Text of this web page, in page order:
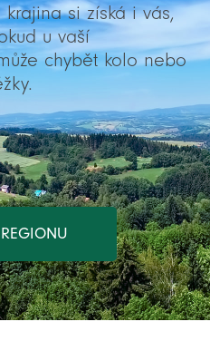
krajina si získá i vás,
u vaší
chybět kolo nebo